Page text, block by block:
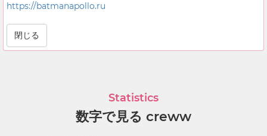
https://batmanapollo.ru
閉じる
Statistics
数字で見る creww